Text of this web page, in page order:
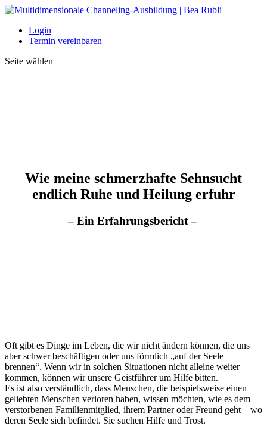
Login
Termin vereinbaren
Seite wählen
Wie meine schmerzhafte Sehnsucht
endlich Ruhe und Heilung erfuhr
– Ein Erfahrungsbericht –
Oft gibt es Dinge im Leben, die wir nicht ändern können, die uns
aber schwer beschäftigen oder uns förmlich „auf der Seele
brennen“. Wenn wir in solchen Situationen nicht alleine weiter
kommen, können wir unsere Geistführer um Hilfe bitten.
Es ist also verständlich, dass Menschen, die beispielsweise einen
geliebten Menschen verloren haben, wissen möchten, wie es dem
verstorbenen Familienmitglied, ihrem Partner oder Freund geht – wo
deren Seele sich befindet. Sie suchen Hilfe und Trost.